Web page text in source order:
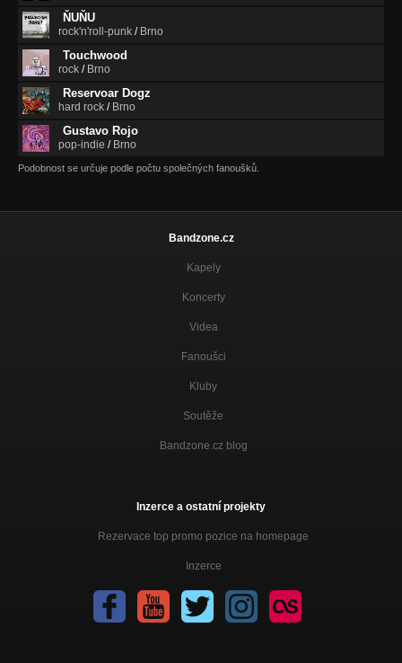
Jedenáctka
Jedenáctka
Ona ví - DEMO
Kalendář ví
Kalendář - DEMO
Kalendář ví
ŇUŇU
rock'n'roll-punk / Brno
Touchwood
rock / Brno
Reservoar Dogz
hard rock / Brno
Gustavo Rojo
pop-indie / Brno
Podobnost se určuje podle počtu společných fanoušků.
Bandzone.cz
Kapely
Koncerty
Videa
Fanoušci
Kluby
Soutěže
Bandzone.cz blog
Inzerce a ostatní projekty
Rezervace top promo pozice na homepage
Inzerce